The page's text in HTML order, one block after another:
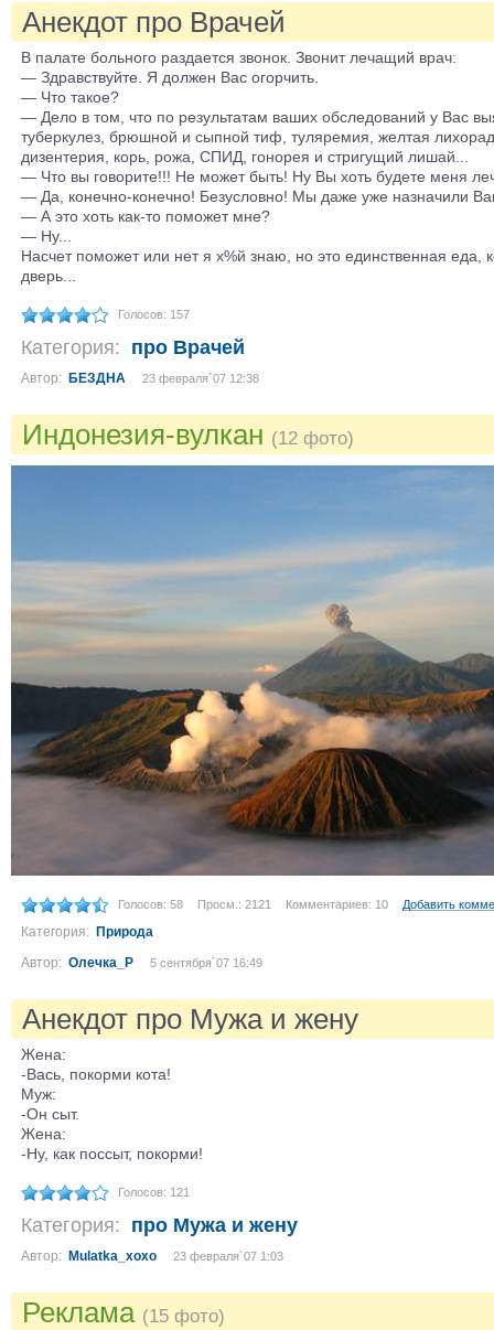
Анекдот про Врачей
В палате больного раздается звонок. Звонит лечащий врач:
— Здравствуйте. Я должен Вас огорчить.
— Что такое?
— Дело в том, что по результатам ваших обследований у Вас
туберкулез, брюшной и сыпной тиф, туляремия, желтая
дизентерия, корь, рожа, СПИД, гонорея и стригущий лишай...
— Что вы говорите!!! Не может быть! Ну Вы хоть будете меня
— Да, конечно-конечно! Безусловно! Мы даже уже назначили
— А это хоть как-то поможет мне?
— Ну...
Насчет поможет или нет я х%й знаю, но это единственная еда,
дверь...
Голосов: 157
Категория: про Врачей
Автор: БЕЗДНА 23 февраля´07 12:38
Индонезия-вулкан (12 фото)
Голосов: 58 Просм.: 2121 Комментариев: 10 Добавить
Категория: Природа
Автор: Олечка_Р 5 сентября´07 16:49
Анекдот про Мужа и жену
Жена:
-Вась, покорми кота!
Муж:
-Он сыт.
Жена:
-Ну, как поссыт, покорми!
Голосов: 121
Категория: про Мужа и жену
Автор: Mulatka_xoxo 23 февраля´07 1:03
Реклама (15 фото)